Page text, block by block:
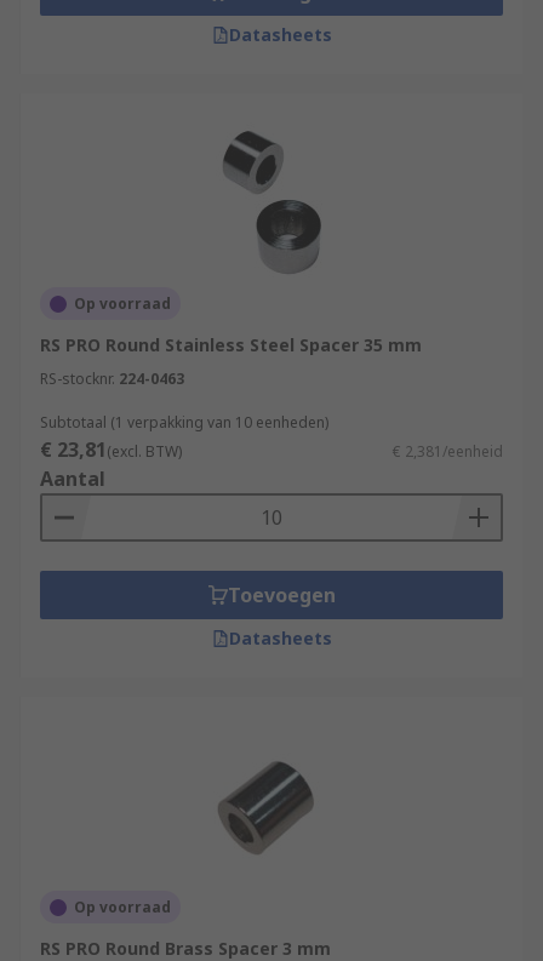
Datasheets
Op voorraad
RS PRO Round Stainless Steel Spacer 35 mm
RS-stocknr. 224-0463
Subtotaal (1 verpakking van 10 eenheden)
€ 23,81(excl. BTW) € 2,381/eenheid
Aantal
Toevoegen
Datasheets
Op voorraad
RS PRO Round Brass Spacer 3 mm